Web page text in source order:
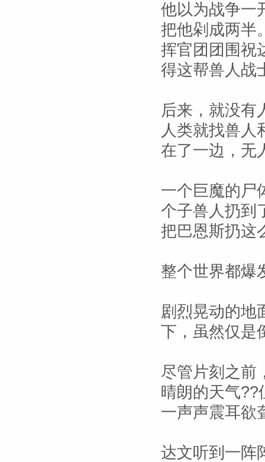
他以为战争一
把他剁成两半
挥官团团围祝
得这帮兽人战
后来，就没有
人类就找兽人
在了一边，无
一个巨魔的尸
个子兽人扔到
把巴恩斯扔这
整个世界都爆
剧烈晃动的地
下，虽然仅是
尽管片刻之前
晴朗的天气??
一声声震耳欲
达文听到一阵